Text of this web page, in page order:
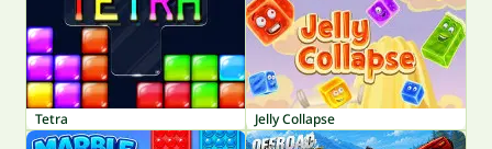
Tetra Jelly Collapse